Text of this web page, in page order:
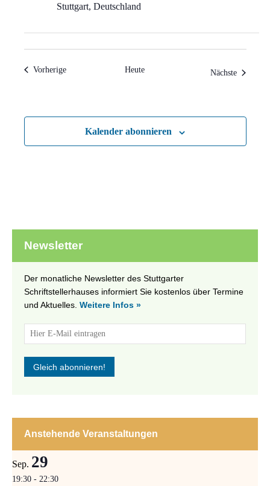
Stuttgart, Deutschland
VorherigeVeranstaltungen Heute Nächste
Kalender abonnieren
Newsletter
Der monatliche Newsletter des Stuttgarter
Schriftstellerhauses informiert Sie kostenlos über Termine
und Aktuelles. Weitere Infos »
Anstehende Veranstaltungen
Sep. 29
19:30 - 22:30